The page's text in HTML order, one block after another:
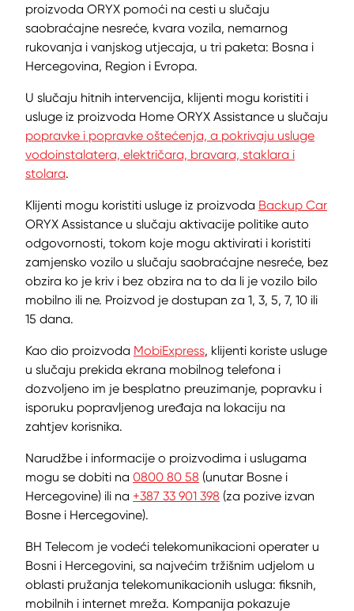
proizvoda ORYX pomoći na cesti u slučaju
saobraćajne nesreće, kvara vozila, nemarnog
rukovanja i vanjskog utjecaja, u tri paketa: Bosna i
Hercegovina, Region i Evropa.
U slučaju hitnih intervencija, klijenti mogu koristiti i
usluge iz proizvoda Home ORYX Assistance u slučaju
popravke i popravke oštećenja, a pokrivaju usluge
vodoinstalatera, električara, bravara, staklara i
stolara.
Klijenti mogu koristiti usluge iz proizvoda Backup Car
ORYX Assistance u slučaju aktivacije politike auto
odgovornosti, tokom koje mogu aktivirati i koristiti
zamjensko vozilo u slučaju saobraćajne nesreće, bez
obzira ko je kriv i bez obzira na to da li je vozilo bilo
mobilno ili ne. Proizvod je dostupan za 1, 3, 5, 7, 10 ili
15 dana.
Kao dio proizvoda MobiExpress, klijenti koriste usluge
u slučaju prekida ekrana mobilnog telefona i
dozvoljeno im je besplatno preuzimanje, popravku i
isporuku popravljenog uređaja na lokaciju na
zahtjev korisnika.
Narudžbe i informacije o proizvodima i uslugama
mogu se dobiti na 0800 80 58 (unutar Bosne i
Hercegovine) ili na +387 33 901 398 (za pozive izvan
Bosne i Hercegovine).
BH Telecom je vodeći telekomunikacioni operater u
Bosni i Hercegovini, sa najvećim tržišnim udjelom u
oblasti pružanja telekomunikacionih usluga: fiksnih,
mobilnih i internet mreža. Kompanija pokazuje